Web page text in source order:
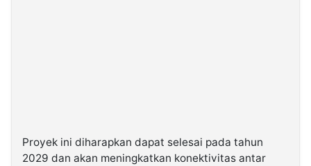
Proyek ini diharapkan dapat selesai pada tahun
2029 dan akan meningkatkan konektivitas antar